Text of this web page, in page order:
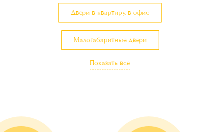
Двери в квартиру, в офис
Малогабаритные двери
Двери с карнизом и капителью
Показать все